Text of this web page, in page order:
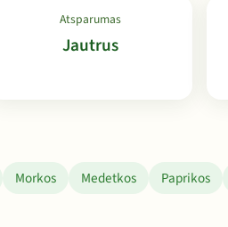
Atsparumas
Jautrus
Morkos Medetkos Paprikos